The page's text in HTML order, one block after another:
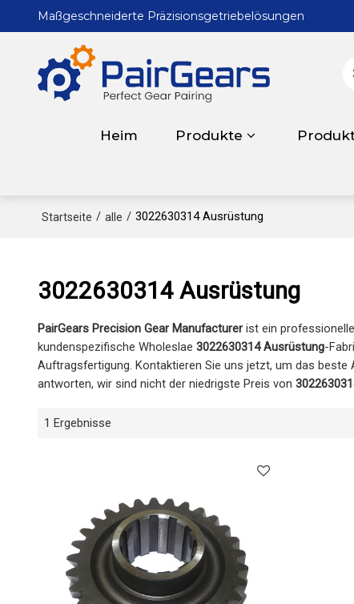
Maßgeschneiderte Präzisionsgetriebelösungen
Heim Produkte
Startseite / alle / 3022630314 Ausrüstung
3022630314 Ausrüstung
PairGears Precision Gear Manufacturerist ein
kundenspezifische Wholeslae 3022630314 Ausrüstung-
Auftragsfertigung. Kontaktieren Sie uns jetzt, um das beste
antworten, wir sind nicht der niedrigste Preis von
1 Ergebnisse